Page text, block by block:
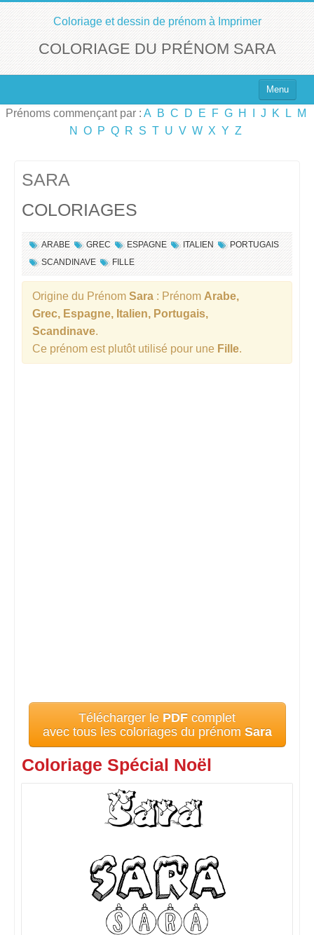
Coloriage et dessin de prénom à Imprimer
COLORIAGE DU PRÉNOM SARA
Menu
Top 100 des Prénoms
Prénoms commençant par : A B C D E F G H J K L
M
N
O P Q R S T U V W X Y Z
SARA
COLORIAGES
ARABE GREC ESPAGNE ITALIEN
PORTUGAIS
SCANDINAVE
FILLE
Origine du Prénom Sara : Prénom Arabe,
Grec, Espagne, Italien, Portugais,
Scandinave.
Ce prénom est plutôt utilisé pour une Fille.
Télécharger le PDF complet
avec tous les coloriages du prénom Sara
Coloriage Spécial Noël